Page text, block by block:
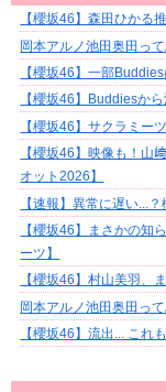
【櫻坂46】森田ひかる
岡本アルノ池田奥田っ
【櫻坂46】一部
【櫻坂46】Buddiesか
【櫻坂46】サクラミー
【櫻坂46】映像も！山
オット2026】
【速報】異常に遅い...
【櫻坂46】まさかの知
ーツ】
【櫻坂46】村山美羽、
岡本アルノ池田奥田っ
【櫻坂46】流出... これ